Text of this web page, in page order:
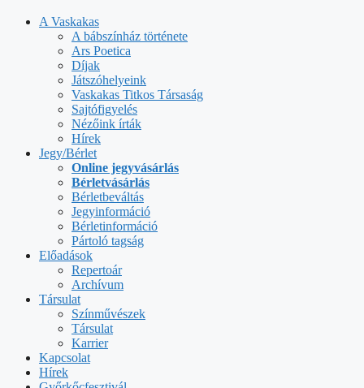
A Vaskakas
A bábszínház története
Ars Poetica
Díjak
Játszóhelyeink
Vaskakas Titkos Társaság
Sajtófigyelés
Nézőink írták
Hírek
Jegy/Bérlet
Online jegyvásárlás
Bérletvásárlás
Bérletbeváltás
Jegyinformáció
Bérletinformáció
Pártoló tagság
Előadások
Repertoár
Archívum
Társulat
Színművészek
Társulat
Karrier
Kapcsolat
Hírek